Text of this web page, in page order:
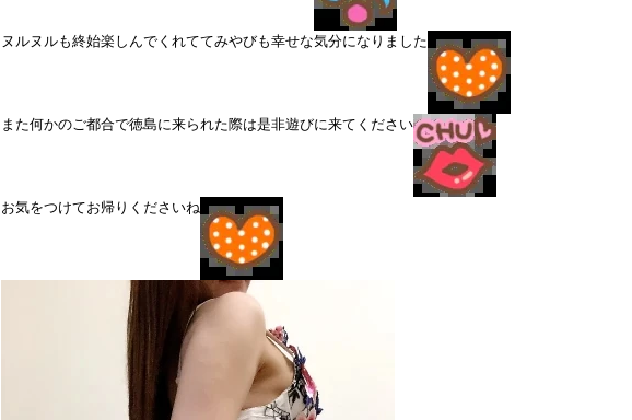
ヌルヌルも終始楽しんでくれててみやびも幸せな気分になりました
また何かのご都合で徳島に来られた際は是非遊びに来てください
お気をつけてお帰りくださいね